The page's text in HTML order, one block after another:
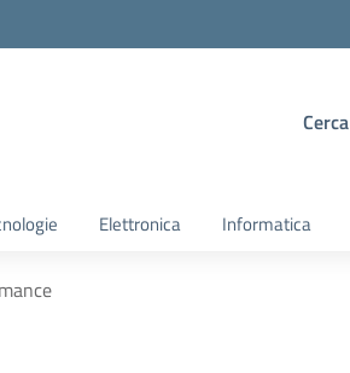
Cerca
Elettronica Informatica